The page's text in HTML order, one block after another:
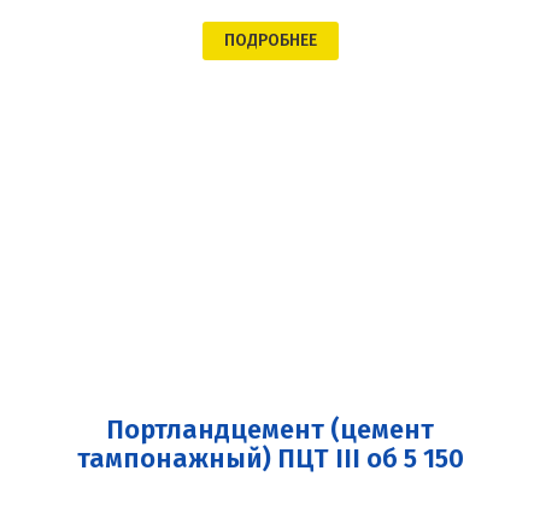
ПОДРОБНЕЕ
Портландцемент (цемент
тампонажный) ПЦТ III об 5 150